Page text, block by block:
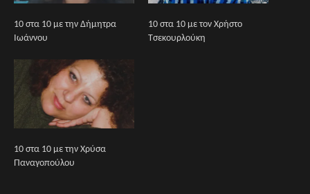
10 στα 10 με την Δήμητρα
Ιωάννου
10 στα 10 με τον Χρήστο
Τσεκουρλούκη
10 στα 10 με την Χρύσα
Παναγοπούλου